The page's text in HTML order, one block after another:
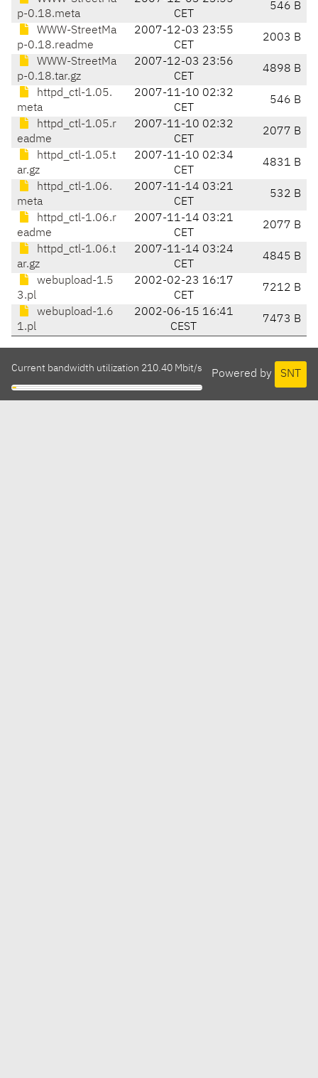
p-0.18.meta
CET
546 B
WWW-StreetMa
p-0.18.readme
2007-12-03 23:55
CET
2003 B
WWW-StreetMa
p-0.18.tar.gz
2007-12-03 23:56
CET
4898 B
httpd_ctl-1.05.
meta
2007-11-10 02:32
CET
546 B
httpd_ctl-1.05.r
eadme
2007-11-10 02:32
CET
2077 B
httpd_ctl-1.05.t
ar.gz
2007-11-10 02:34
CET
4831 B
httpd_ctl-1.06.
meta
2007-11-14 03:21
CET
532 B
httpd_ctl-1.06.r
eadme
2007-11-14 03:21
CET
2077 B
httpd_ctl-1.06.t
ar.gz
2007-11-14 03:24
CET
4845 B
webupload-1.5
3.pl
2002-02-23 16:17
CET
7212 B
webupload-1.6
1.pl
2002-06-15 16:41
CEST
7473 B
Powered by SNT
Current bandwidth utilization 210.40 Mbit/s